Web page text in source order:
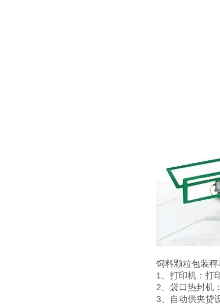
饲料颗粒包装
1、打印机：打
2、袋口热封机
3、自动供夹贷